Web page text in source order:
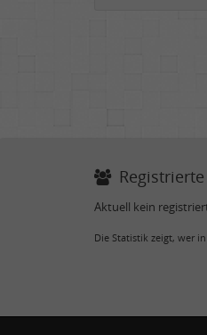
Aktuell kein
Die Statistik zeigt, wer